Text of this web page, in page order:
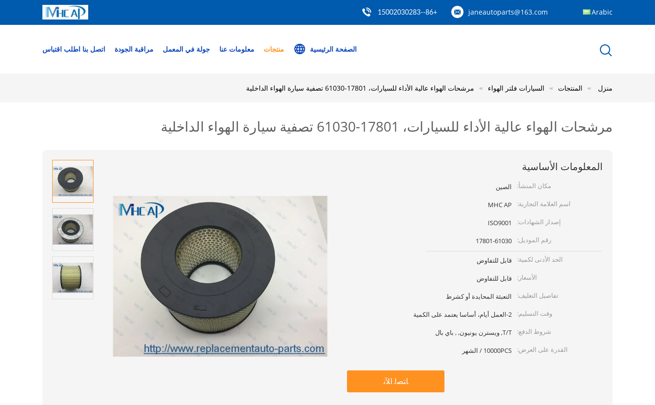
janeautoparts@163.com
+86--15002030283 Arabic
الصفحة الرئيسية منتجات معلومات عنا جولة في المعمل مراقبة الجودة اتصل بنا اطلب اقتباس
منزل المنتجات السيارات فلتر الهواء مرشحات الهواء عالية الأداء للسيارات، 17801-61030 تصفية سيارة الهواء الداخلية
مرشحات الهواء عالية الأداء للسيارات، 17801-61030 تصفية سيارة الهواء الداخلية
المعلومات الأساسية
مكان المنشأ:
الصين
اسم العلامة التجارية:
MHC AP
إصدار الشهادات:
ISO9001
رقم الموديل:
17801-61030
الحد الأدنى لكمية:
قابل للتفاوض
الأسعار:
قابل للتفاوض
تفاصيل التغليف:
التعبئة المحايدة أو كشرط
وقت التسليم:
2-العمل أيام، أساسا يعتمد على الكمية
شروط الدفع:
T/T, ويسترن يونيون, , باي بال
القدرة على العرض:
10000PCS / الشهر
ﺎﺘﺼﻟ ﺍﻶﻧ